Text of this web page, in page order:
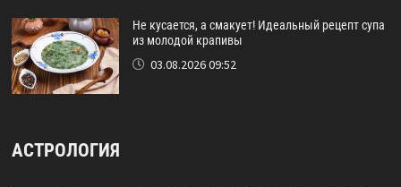
Не кусается, а смакует! Идеальный рецепт супа
из молодой крапивы
03.08.2026 09:52
АСТРОЛОГИЯ